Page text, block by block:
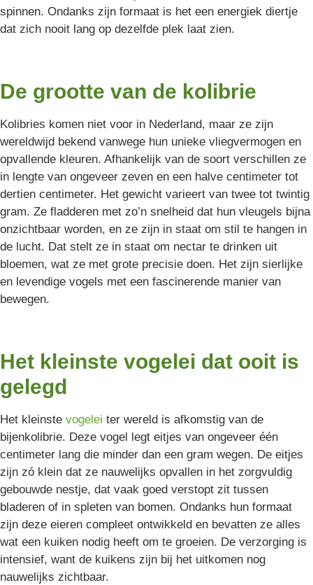
spinnen. Ondanks zijn formaat is het een energiek diertje
dat zich nooit lang op dezelfde plek laat zien.
De grootte van de kolibrie
Kolibries komen niet voor in Nederland, maar ze zijn
wereldwijd bekend vanwege hun unieke vliegvermogen en
opvallende kleuren. Afhankelijk van de soort verschillen ze
in lengte van ongeveer zeven en een halve centimeter tot
dertien centimeter. Het gewicht varieert van twee tot twintig
gram. Ze fladderen met zo’n snelheid dat hun vleugels bijna
onzichtbaar worden, en ze zijn in staat om stil te hangen in
de lucht. Dat stelt ze in staat om nectar te drinken uit
bloemen, wat ze met grote precisie doen. Het zijn sierlijke
en levendige vogels met een fascinerende manier van
bewegen.
Het kleinste vogelei dat ooit is
gelegd
Het kleinste vogelei ter wereld is afkomstig van de
bijenkolibrie. Deze vogel legt eitjes van ongeveer één
centimeter lang die minder dan een gram wegen. De eitjes
zijn zó klein dat ze nauwelijks opvallen in het zorgvuldig
gebouwde nestje, dat vaak goed verstopt zit tussen
bladeren of in spleten van bomen. Ondanks hun formaat
zijn deze eieren compleet ontwikkeld en bevatten ze alles
wat een kuiken nodig heeft om te groeien. De verzorging is
intensief, want de kuikens zijn bij het uitkomen nog
nauwelijks zichtbaar.